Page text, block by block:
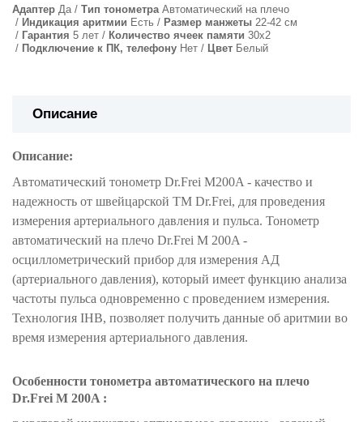
Адаптер Да Тип тонометра Автоматический на плечо
Индикация аритмии Есть Pазмер манжеты 22-42 см
Гарантия 5 лет Количество ячеек памяти 30х2
Подключение к ПК, телефону Нет Цвет Белый
Описание
Описание:
Автоматический тонометр Dr.Frei M200A - качество и
надежность от швейцарской ТМ Dr.Frei, для проведения
измерения артериального давления и пульса. Тонометр
автоматический на плечо Dr.Frei M 200A -
осциллометрический прибор для измерения АД
(артериального давления), который имеет функцию анализа
частоты пульса одновременно с проведением измерения.
Технология IHB, позволяет получить данные об аритмии во
время измерения артериального давления.
Особенности тонометра автоматического на плечо
Dr.Frei M 200A :